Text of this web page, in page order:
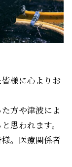
様に心よりお
方や津波によ
思われます。
。医療関係者